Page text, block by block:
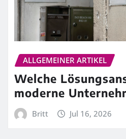
ALLGEMEINER ARTIKEL
Welche
moderne
Britt Jul 16, 2026